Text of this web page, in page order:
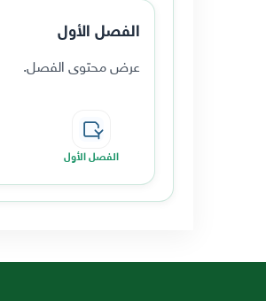
الفصل الأول
عرض محتوى الفصل.
الفصل الأول